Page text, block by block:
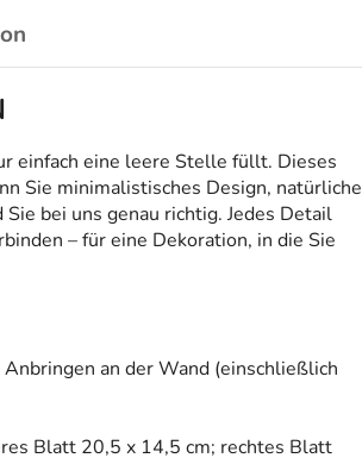
einfach eine leere Stelle füllt. Dieses
Sie minimalistisches Design, natürliche
bei uns genau richtig. Jedes Detail
– für eine Dekoration, in die Sie
an der Wand (einschließlich
Blatt 20,5 x 14,5 cm; rechtes Blatt